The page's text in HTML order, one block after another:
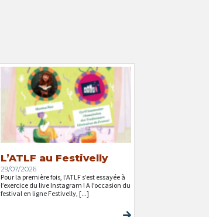
L’ATLF au Festivelly
29/07/2026
Pour la première fois, l’ATLF s’est essayée à
l’exercice du live Instagram ! A l’occasion du
festival en ligne Festivelly, [...]